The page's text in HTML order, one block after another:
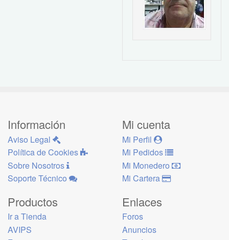
Información
Aviso Legal
Política de Cookies
Sobre Nosotros
Soporte Técnico
Mi cuenta
Mi Perfil
Mi Pedidos
Mi Monedero
Mi Cartera
Productos
Ir a Tienda
AVIPS
Enlaces
Foros
Anuncios